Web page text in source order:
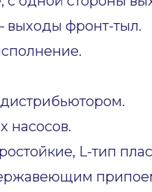
фронт-тыл.
насосов.
L-тип